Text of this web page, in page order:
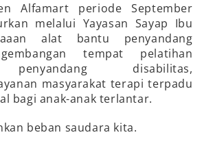
Alfamart periode September
melalui Yayasan Sayap Ibu
alat bantu penyandang
tempat pelatihan
penyandang disabilitas,
masyarakat terapi terpadu
bagi anak-anak terlantar.
beban saudara kita.